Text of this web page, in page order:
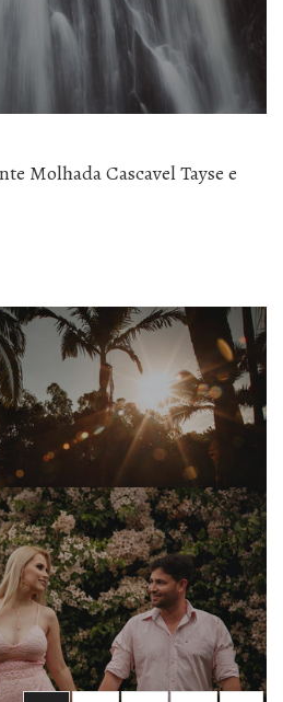
Molhada Cascavel Tayse e
Chiq Gabrielly e Luiz